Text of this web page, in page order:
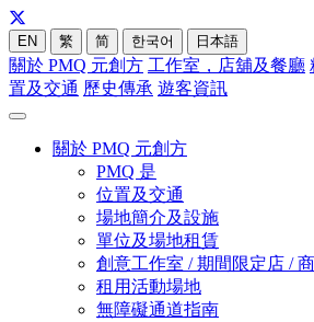
EN 繁 简 한국어 日本語
關於 PMQ 元創方 工作室，店舖及餐廳
置及交通 歷史傳承 遊客資訊
關於 PMQ 元創方
PMQ 是
位置及交通
場地簡介及設施
單位及場地租賃
創意工作室 / 期間限定店 /
租用活動場地
無障礙通道指南